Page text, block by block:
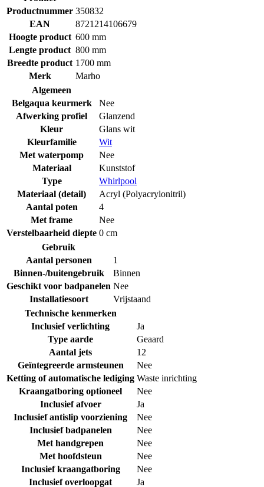
Productnummer 350832
EAN
8721214106679
Hoogte product 600 mm
Lengte product 800 mm
Breedte product 1700 mm
Merk
Marho
Algemeen
Belgaqua keurmerk
Nee
Afwerking profiel
Glanzend
Kleur
Glans wit
Kleurfamilie
Wit
Met waterpomp
Nee
Materiaal
Kunststof
Type
Whirlpool
Materiaal (detail)
Acryl (Polyacrylonitril)
Aantal poten
4
Met frame
Nee
Verstelbaarheid diepte 0 cm
Gebruik
Aantal personen
1
Binnen-/buitengebruik
Binnen
Geschikt voor badpanelen Nee
Installatiesoort
Vrijstaand
Technische kenmerken
Inclusief verlichting
Ja
Type aarde
Geaard
Aantal jets
12
Geïntegreerde armsteunen
Nee
Ketting of automatische lediging Waste inrichting
Kraangatboring optioneel
Nee
Inclusief afvoer
Ja
Inclusief antislip voorziening
Nee
Inclusief badpanelen
Nee
Met handgrepen
Nee
Met hoofdsteun
Nee
Inclusief kraangatboring
Nee
Inclusief overloopgat
Ja